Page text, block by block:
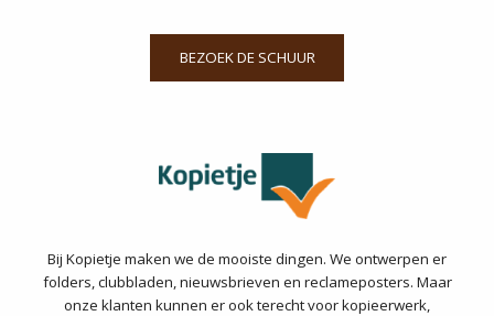
BEZOEK DE SCHUUR
Bij Kopietje maken we de mooiste dingen. We ontwerpen er
folders, clubbladen, nieuwsbrieven en reclameposters. Maar
onze klanten kunnen er ook terecht voor kopieerwerk,